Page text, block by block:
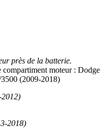
près de la batterie.
2012)
2018)